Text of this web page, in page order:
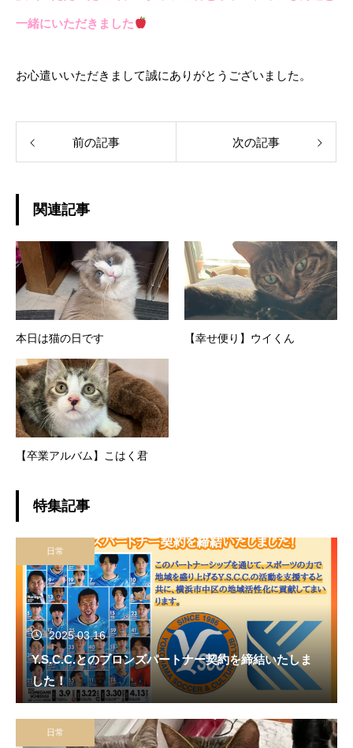
一緒にいただきました
お心遣いいただきまして誠にありがとうございました。
前の記事 次の記事
関連記事
本日は猫の日です 【幸せ便り】ウイくん
【卒業アルバム】こはく君
特集記事
日常
2025.03.16
Y.S.C.C.とのブロンズパートナー契約を締結いたしま
した！
日常